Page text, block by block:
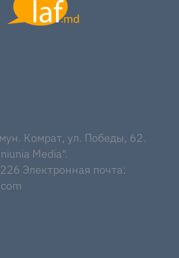
Комрат, ул. Победы, 62.
Media".
Электронная почта: